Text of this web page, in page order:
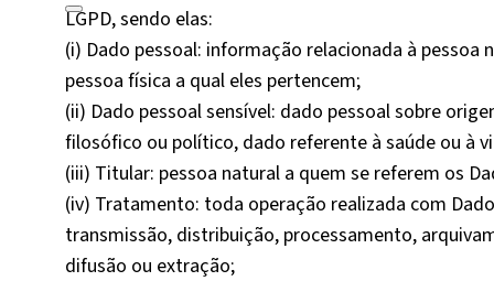
LGPD, sendo elas:
(i) Dado pessoal: informação relacionada à
pessoa física a qual eles pertencem;
(ii) Dado pessoal sensível: dado pessoal sobre
filosófico ou político, dado referente à saúde ou à
(iii) Titular: pessoa natural a quem se referem os
(iv) Tratamento: toda operação realizada com
transmissão, distribuição, processamento,
difusão ou extração;